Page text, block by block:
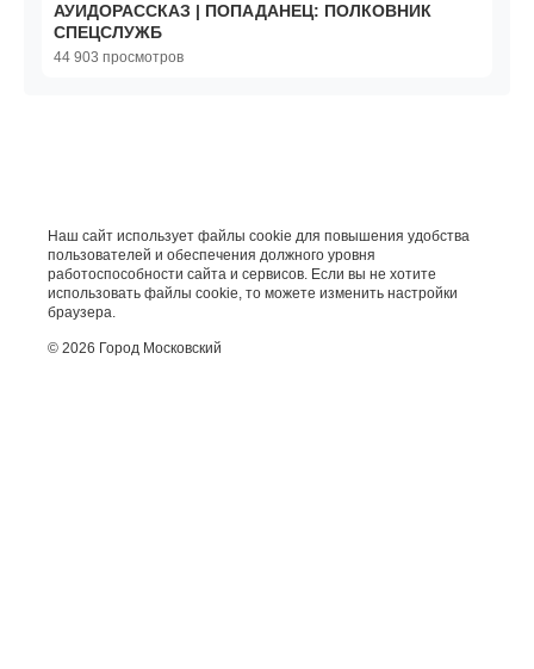
АУИДОРАССКАЗ | ПОПАДАНЕЦ: ПОЛКОВНИК
СПЕЦСЛУЖБ
44 903 просмотров
Наш сайт использует файлы cookie для повышения удобства
пользователей и обеспечения должного уровня
работоспособности сайта и сервисов. Если вы не хотите
использовать файлы cookie, то можете изменить настройки
браузера.
© 2026 Город Московский